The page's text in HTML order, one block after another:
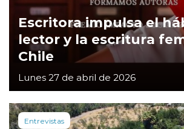
Escritora impulsa el
lector y la escritura
Chile
Lunes 27 de abril de 2026
Entrevistas